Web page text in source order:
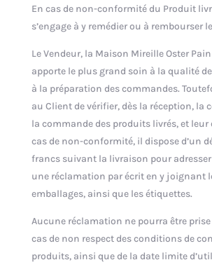
En cas de non-conformité du Produit
s’engage à y remédier ou à rembourser
Le Vendeur, la Maison Mireille Oster Pain
apporte le plus grand soin à la qualité
à la préparation des commandes.
au Client de vérifier, dès la réception, la
la commande des produits livrés, et leur
cas de non-conformité, il dispose d’un
francs suivant la livraison pour
une réclamation par écrit en y joignant
emballages, ainsi que les étiquettes.
Aucune réclamation ne pourra être
cas de non respect des conditions de
produits, ainsi que de la date limite